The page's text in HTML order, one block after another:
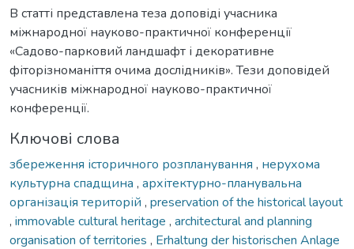
В статті представлена теза доповіді учасника
міжнародної науково-практичної конференції
«Садово-парковий ландшафт і декоративне
фіторізноманіття очима дослідників». Тези доповідей
учасників міжнародної науково-практичної
конференції.
Ключові слова
збереження історичного розпланування , нерухома
культурна спадщина , архітектурно-планувальна
організація територій , preservation of the historical layout
, immovable cultural heritage , architectural and planning
organisation of territories , Erhaltung der historischen Anlage